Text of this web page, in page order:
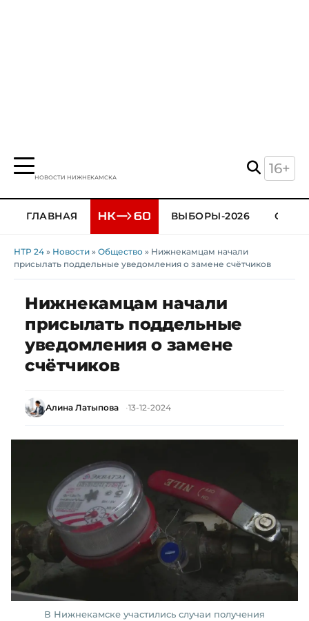
НОВОСТИ НИЖНЕКАМСКА
16+
ГЛАВНАЯ ВЫБОРЫ-2026
НТР 24 » Новости » Общество » Нижнекамцам начали
присылать поддельные уведомления о замене счётчиков
Нижнекамцам начали
присылать поддельные
уведомления о замене
счётчиков
Алина Латыпова 13-12-2024
В Нижнекамске участились случаи получения